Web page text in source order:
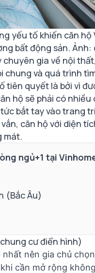
yếu tố khiến căn hộ
bất động sản. Ảnh:
gia về nội
và quá trình
tiên quyết là bởi vì
hộ sẽ phải có nhiều
bắt tay vào trang
căn hộ với diện
mát.
ngủ+1 tại
(Bắc Âu)
cư điển hình)
nên gia chủ
cần mở rộng